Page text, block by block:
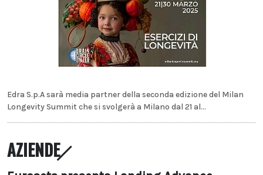
Edra S.p.A sarà media partner della seconda edizione del Milan
Longevity Summit che si svolgerà a Milano dal 21 al...
AZIENDE